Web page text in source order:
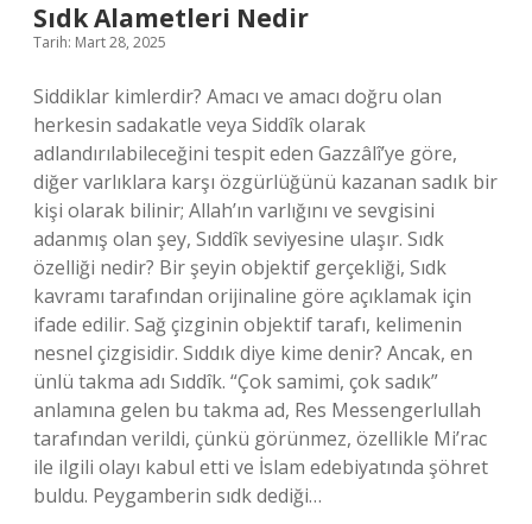
Sıdk Alametleri Nedir
Tarih: Mart 28, 2025
Siddiklar kimlerdir? Amacı ve amacı doğru olan
herkesin sadakatle veya Siddîk olarak
adlandırılabileceğini tespit eden Gazzâlî’ye göre,
diğer varlıklara karşı özgürlüğünü kazanan sadık bir
kişi olarak bilinir; Allah’ın varlığını ve sevgisini
adanmış olan şey, Sıddîk seviyesine ulaşır. Sıdk
özelliği nedir? Bir şeyin objektif gerçekliği, Sıdk
kavramı tarafından orijinaline göre açıklamak için
ifade edilir. Sağ çizginin objektif tarafı, kelimenin
nesnel çizgisidir. Sıddık diye kime denir? Ancak, en
ünlü takma adı Sıddîk. “Çok samimi, çok sadık”
anlamına gelen bu takma ad, Res Messengerlullah
tarafından verildi, çünkü görünmez, özellikle Mi’rac
ile ilgili olayı kabul etti ve İslam edebiyatında şöhret
buldu. Peygamberin sıdk dediği…